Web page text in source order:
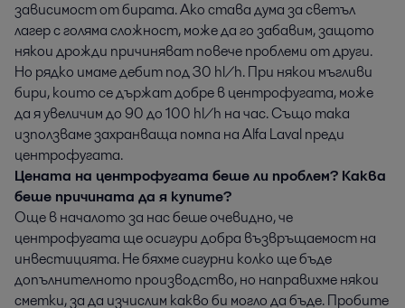
зависимост от бирата. Ако става дума за светъл
лагер с голяма сложност, може да го забавим, защото
някои дрожди причиняват повече проблеми от други.
Но рядко имаме дебит под 30 hl/h. При някои мъгливи
бири, които се държат добре в центрофугата, може
да я увеличим до 90 до 100 hl/h на час. Също така
използваме захранваща помпа на Alfa Laval преди
центрофугата.
Цената на центрофугата беше ли проблем? Каква
беше причината да я купите?
Още в началото за нас беше очевидно, че
центрофугата ще осигури добра възвръщаемост на
инвестицията. Не бяхме сигурни колко ще бъде
допълнителното производство, но направихме някои
сметки, за да изчислим какво би могло да бъде. Пробите